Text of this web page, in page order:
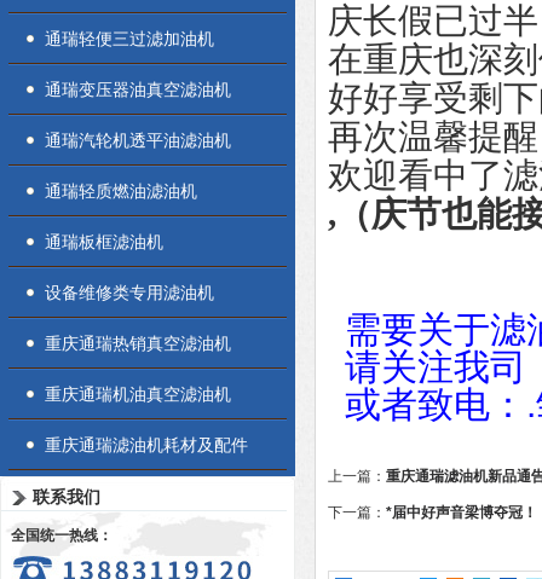
通瑞轻便三过滤加油机
通瑞变压器油真空滤油机
通瑞汽轮机透平油滤油机
通瑞轻质燃油滤油机
通瑞板框滤油机
设备维修类专用滤油机
重庆通瑞热销真空滤油机
重庆通瑞机油真空滤油机
重庆通瑞滤油机耗材及配件
联系我们
全国统一热线：
庆长假已过
在重庆也深
好好享受剩
再次温馨提
欢迎看中了
,（庆节也能
需要关于滤
请关注我司
或者致电： .
上一篇： 重庆通瑞滤油机新品通
下一篇： *届中好声音梁博夺冠！